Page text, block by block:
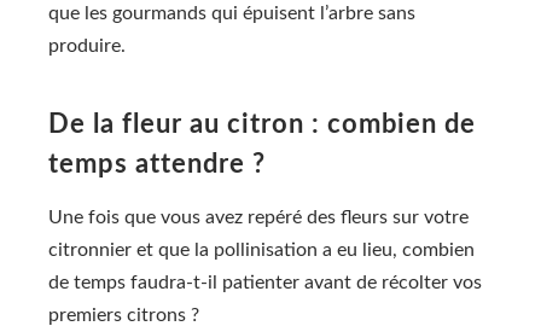
que les gourmands qui épuisent l’arbre sans
produire.
De la fleur au citron : combien de
temps attendre ?
Une fois que vous avez repéré des fleurs sur votre
citronnier et que la pollinisation a eu lieu, combien
de temps faudra-t-il patienter avant de récolter vos
premiers citrons ?